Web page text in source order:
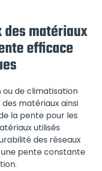
matériaux
efficace
de climatisation
matériaux ainsi
la pente pour les
utilisés
des réseaux
pente constante